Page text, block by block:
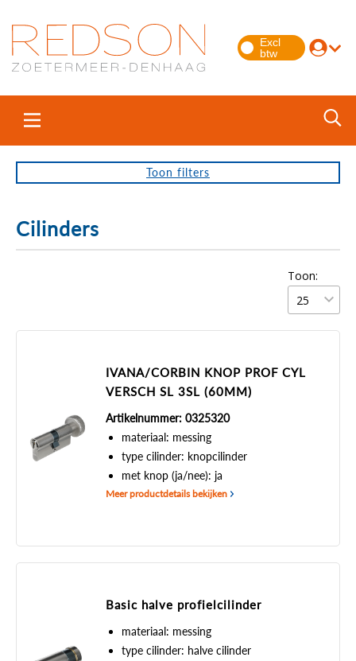
Toon filters
Cilinders
Toon:
IVANA/CORBIN KNOP PROF CYL
VERSCH SL 3SL (60MM)
Artikelnummer: 0325320
materiaal: messing
type cilinder: knopcilinder
met knop (ja/nee): ja
Meer productdetails bekijken
Basic halve profielcilinder
materiaal: messing
type cilinder: halve cilinder